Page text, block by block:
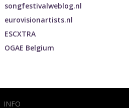
songfestivalweblog.nl
eurovisionartists.nl
ESCXTRA
OGAE Belgium
INFO